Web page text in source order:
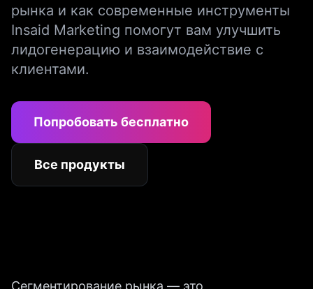
рынка и как современные инструменты
Insaid Marketing помогут вам улучшить
лидогенерацию и взаимодействие с
клиентами.
Попробовать бесплатно
Все продукты
Сегментирование рынка — это